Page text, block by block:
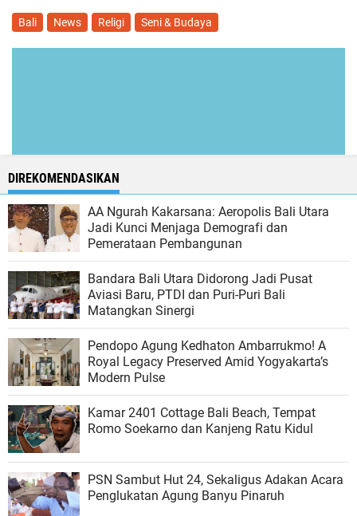
Bali News Religi Seni & Budaya
DIREKOMENDASIKAN
AA Ngurah Kakarsana: Aeropolis Bali Utara
Jadi Kunci Menjaga Demografi dan
Pemerataan Pembangunan
Bandara Bali Utara Didorong Jadi Pusat
Aviasi Baru, PTDI dan Puri-Puri Bali
Matangkan Sinergi
Pendopo Agung Kedhaton Ambarrukmo! A
Royal Legacy Preserved Amid Yogyakarta’s
Modern Pulse
Kamar 2401 Cottage Bali Beach, Tempat
Romo Soekarno dan Kanjeng Ratu Kidul
PSN Sambut Hut 24, Sekaligus Adakan Acara
Penglukatan Agung Banyu Pinaruh